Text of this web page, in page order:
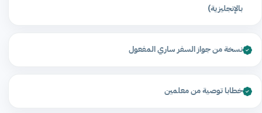
بالإنجليزية)
نسخة من جواز السفر ساري المفعول
خطابا توصية من معلمين